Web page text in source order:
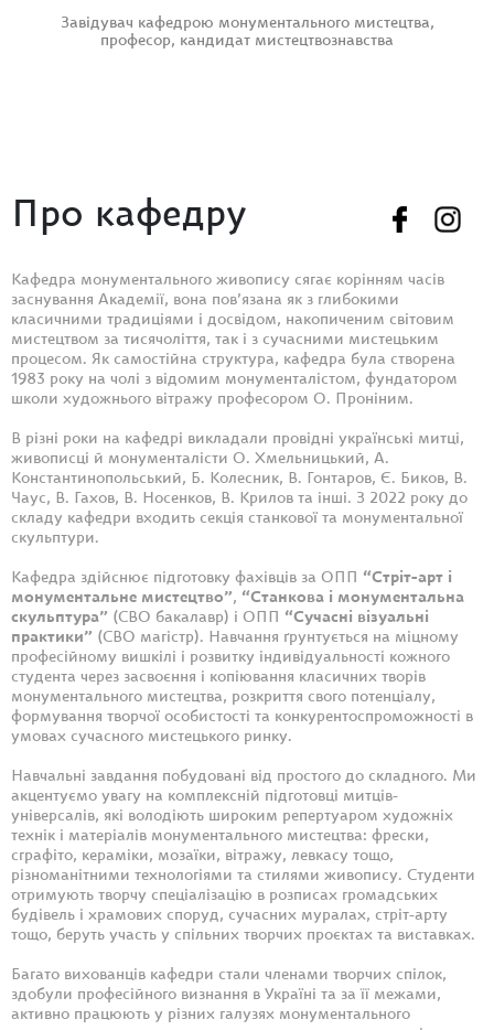
Завідувач кафедрою монументального мистецтва,
професор, кандидат мистецтвознавства
Про кафедру
Кафедра монументального живопису сягає корінням часів
заснування Академії, вона пов’язана як з глибокими
класичними традиціями і досвідом, накопиченим світовим
мистецтвом за тисячоліття, так і з сучасними мистецьким
процесом. Як самостійна структура, кафедра була створена
1983 року на чолі з відомим монументалістом, фундатором
школи художнього вітражу професором О. Проніним.
В різні роки на кафедрі викладали провідні українські митці,
живописці й монументалісти О. Хмельницький, А.
Константинопольський, Б. Колесник, В. Гонтаров, Є. Биков, В.
Чаус, В. Гахов, В. Носенков, В. Крилов та інші. З 2022 року до
складу кафедри входить секція станкової та монументальної
скульптури.
Кафедра здійснює підготовку фахівців за ОПП “Стріт-арт і
монументальне мистецтво”, “Станкова і монументальна
скульптура” (СВО бакалавр) і ОПП “Сучасні візуальні
практики” (СВО магістр). Навчання ґрунтується на міцному
професійному вишкілі і розвитку індивідуальності кожного
студента через засвоєння і копіювання класичних творів
монументального мистецтва, розкриття свого потенціалу,
формування творчої особистості та конкурентоспроможності в
умовах сучасного мистецького ринку.
Навчальні завдання побудовані від простого до складного. Ми
акцентуємо увагу на комплексній підготовці митців-
універсалів, які володіють широким репертуаром художніх
технік і матеріалів монументального мистецтва: фрески,
сграфіто, кераміки, мозаїки, вітражу, левкасу тощо,
різноманітними технологіями та стилями живопису. Студенти
отримують творчу спеціалізацію в розписах громадських
будівель і храмових споруд, сучасних муралах, стріт-арту
тощо, беруть участь у спільних творчих проєктах та виставках.
Багато вихованців кафедри стали членами творчих спілок,
здобули професійного визнання в Україні та за її межами,
активно працюють у різних галузях монументального